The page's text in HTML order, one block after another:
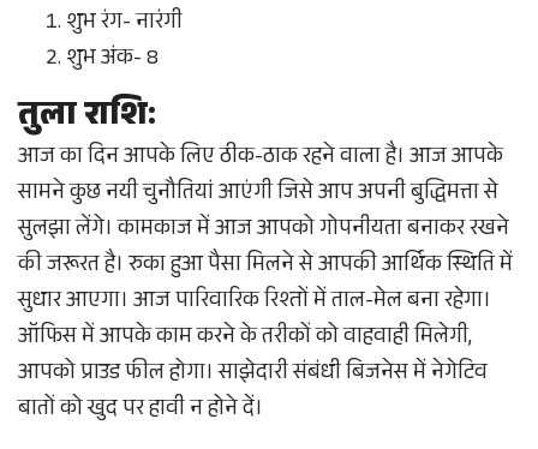
शुभ रंग- नारंगी
शुभ अंक- 8
तुला राशि:
आज का दिन आपके लिए ठीक-ठाक रहने वाला है। आज आपके
सामने कुछ नयी चुनौतियां आएंगी जिसे आप अपनी बुद्धिमत्ता से
सुलझा लेंगे। कामकाज में आज आपको गोपनीयता बनाकर रखने
की जरूरत है। रुका हुआ पैसा मिलने से आपकी आर्थिक स्थिति में
सुधार आएगा। आज पारिवारिक रिश्तों में ताल-मेल बना रहेगा।
ऑफिस में आपके काम करने के तरीकों को वाहवाही मिलेगी,
आपको प्राउड फील होगा। साझेदारी संबंधी बिजनेस में नेगेटिव
बातों को खुद पर हावी न होने दें।